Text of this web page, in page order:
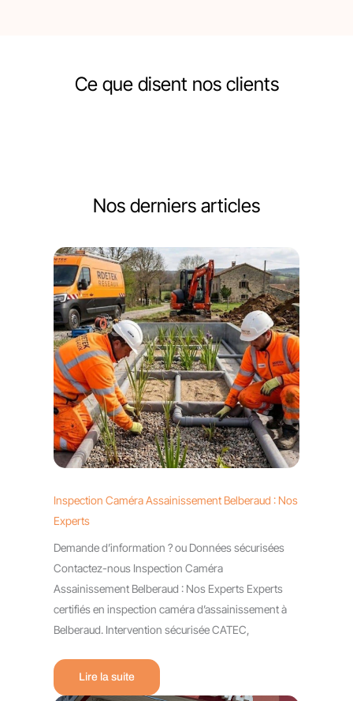
Ce que disent nos clients
Nos derniers articles
Inspection Caméra Assainissement Belberaud : Nos
Experts
Demande d’information ? ou Données sécurisées
Contactez-nous Inspection Caméra
Assainissement Belberaud : Nos Experts Experts
certifiés en inspection caméra d’assainissement à
Belberaud. Intervention sécurisée CATEC,
Lire la suite